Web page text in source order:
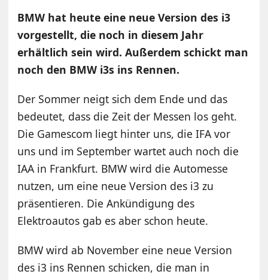
BMW hat heute eine neue Version des i3
vorgestellt, die noch in diesem Jahr
erhältlich sein wird. Außerdem schickt man
noch den BMW i3s ins Rennen.
Der Sommer neigt sich dem Ende und das
bedeutet, dass die Zeit der Messen los geht.
Die Gamescom liegt hinter uns, die IFA vor
uns und im September wartet auch noch die
IAA in Frankfurt. BMW wird die Automesse
nutzen, um eine neue Version des i3 zu
präsentieren. Die Ankündigung des
Elektroautos gab es aber schon heute.
BMW wird ab November eine neue Version
des i3 ins Rennen schicken, die man in